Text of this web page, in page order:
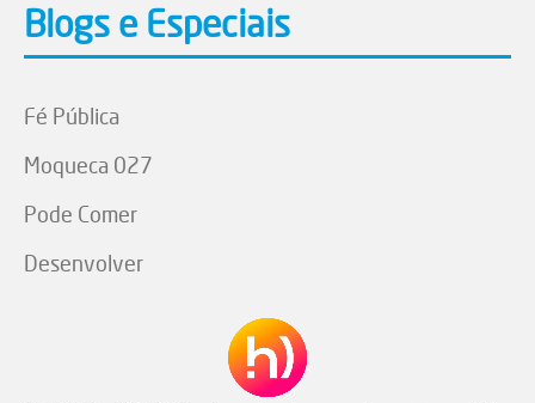
Blogs e Especiais
Fé Pública
Moqueca 027
Pode Comer
Desenvolver